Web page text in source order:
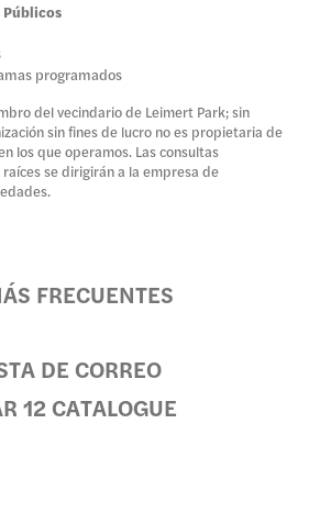
Públicos
programados
del vecindario de Leimert Park; sin
sin fines de lucro no es propietaria de
los que operamos. Las consultas
se dirigirán a la empresa de
FRECUENTES
DE CORREO
12 CATALOGUE